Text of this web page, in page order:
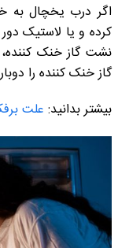
اگر درب یخچال به
کرده و یا لاستیک
نشت گاز خنک کننده،
گاز خنک کننده را
بیشتر بدانید: علت